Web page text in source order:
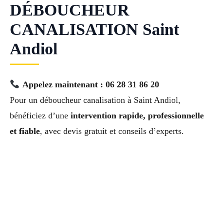
DÉBOUCHEUR
CANALISATION Saint
Andiol
Appelez maintenant : 06 28 31 86 20
Pour un déboucheur canalisation à Saint Andiol,
bénéficiez d’une intervention rapide, professionnelle
et fiable, avec devis gratuit et conseils d’experts.